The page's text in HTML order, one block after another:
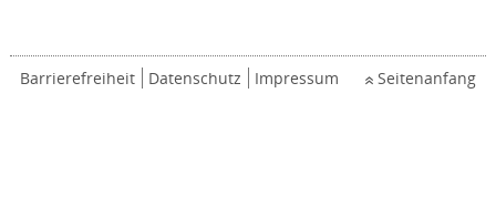
Barrierefreiheit Datenschutz Impressum Seitenanfang